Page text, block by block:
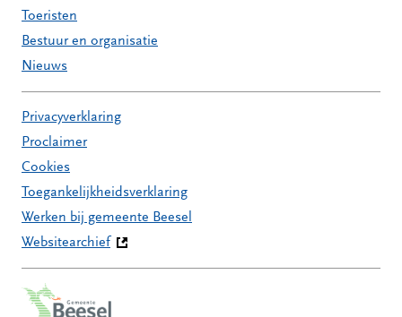
Toeristen
Bestuur en organisatie
Nieuws
Privacyverklaring
Proclaimer
Cookies
Toegankelijkheidsverklaring
Werken bij gemeente Beesel
Websitearchief